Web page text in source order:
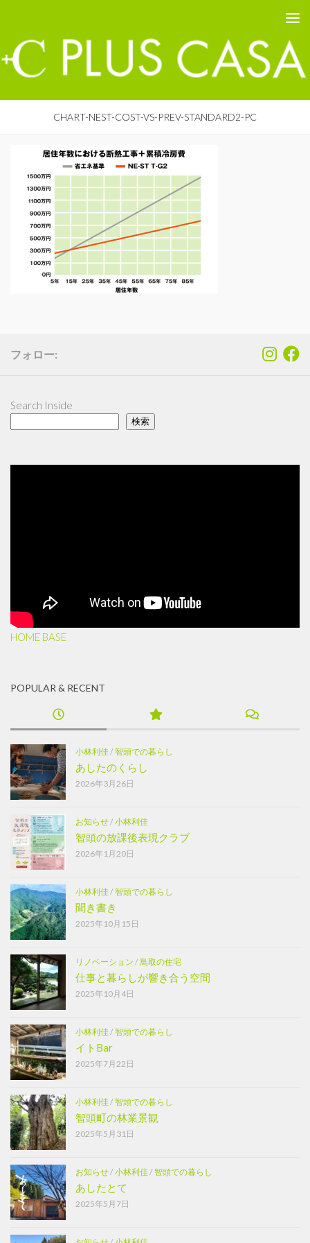
CHART-NEST-COST-VS-PREV-STANDARD2-PC
フォロー:
Search Inside
検索
HOME BASE
POPULAR & RECENT
小林利佳/智頭での暮らし
あしたのくらし
2026年3月26日
お知らせ/小林利佳
智頭の放課後表現クラブ
2026年1月20日
小林利佳/智頭での暮らし
聞き書き
2025年10月15日
リノベーション / 鳥取の住宅
仕事と暮らしが響き合う空間
2025年10月4日
小林利佳/智頭での暮らし
イトBar
2025年7月22日
小林利佳/智頭での暮らし
智頭町の林業景観
2025年5月31日
お知らせ/小林利佳/智頭での暮らし
あしたとて
2025年5月7日